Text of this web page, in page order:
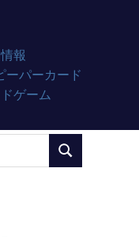
報
ーパーカード
ゲーム
SEARCH